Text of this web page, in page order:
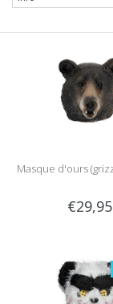
Masque d'ours
€29,95